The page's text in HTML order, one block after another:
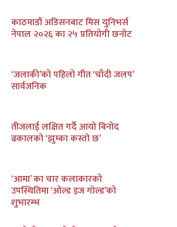
काठमाडौं अडिसनबाट मिस युनिभर्स
नेपाल २०२६ का २५ प्रतियोगी छनोट
‘जलाकी’को पहिलो गीत ‘चाँदी जलप’
सार्वजनिक
तीजलाई लक्षित गर्दै आयो बिनोद
ढकालको ‘झुम्का कस्तो छ’
‘आमा’ का चार कलाकारको
उपस्थितिमा ‘ओल्ड इज गोल्ड’को
शुभारम्भ